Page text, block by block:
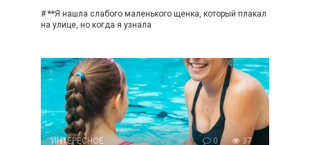
# **Я нашла слабого маленького щенка, который плакал
на улице, но когда я узнала
ИНТЕРЕСНОЕ 0 37